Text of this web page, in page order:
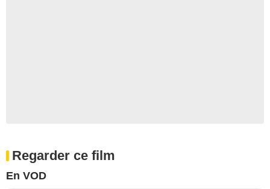
Regarder ce film
En VOD